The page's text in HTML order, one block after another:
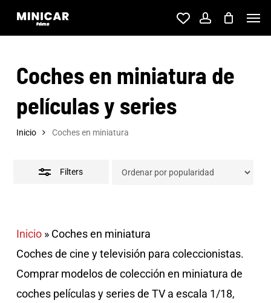
Skip
content
account
Coches en miniatura de
películas y series
Inicio Coches en miniatura
Filters
Inicio» Coches en miniatura
Coches de cine y televisión para coleccionistas.
Comprar modelos de colección en miniatura de
coches películas y series de TV a escala 1/18,